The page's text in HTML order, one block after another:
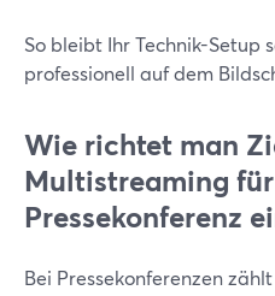
So bleibt Ihr Technik-Setup
professionell auf dem
Wie richtet man
Multistreaming
Pressekonferenz
Bei Pressekonferenzen